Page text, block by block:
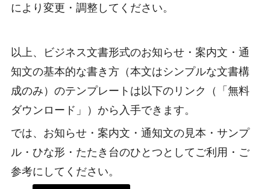
により変更・調整してください。
以上、ビジネス文書形式のお知らせ・案内文・通
知文の基本的な書き方（本文はシンプルな文書構
成のみ）のテンプレートは以下のリンク（「無料
ダウンロード」）から入手できます。
では、お知らせ・案内文・通知文の見本・サンプ
ル・ひな形・たたき台のひとつとしてご利用・ご
参考にしてください。